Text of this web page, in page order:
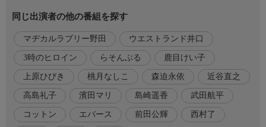
<ゲスト>
マヂカルラブリー野田、ウエストランド井口、3時のヒロイン福
田、エバース
、コットン
【ドラマDEEP「もう1度夫婦になりますか？カモフラージュ夫
婦」】
森迫永依・前田公輝・桃月なしこ・武田航平 / 島崎遥香・濱田マ
リ・高島礼子
同じ出演者の他の番組を探す
マヂカルラブリー野田 ウエストランド井口
3時のヒロイン らそんぶる 鹿目けい子
上原ひびき 桃月なしこ 森迫永依 近谷直之
高島礼子 濱田マリ 島崎遥香 武田航平
コットン エバース 前田公輝 西村了